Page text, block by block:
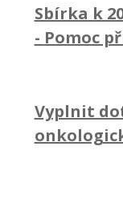
Sbírka k
- Pomoc
Vyplnit